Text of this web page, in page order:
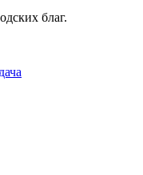
благ.